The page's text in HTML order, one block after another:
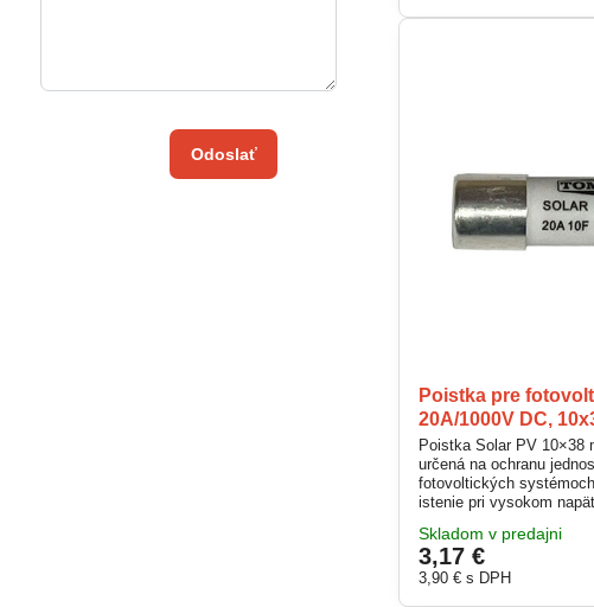
Poistka pre
20A/1000V DC,
Poistka Solar PV 10×38
určená na ochranu
fotovoltických
istenie pri vysokom
prevedeniu sa
poistkových
bezpečnú prevádzku v
Skladom v predajni
3,17 €
3,90 €s DPH
Odoslať